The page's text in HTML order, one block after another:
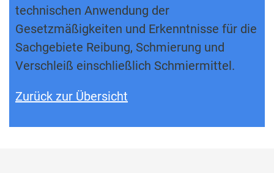
technischen Anwendung der
Gesetzmäßigkeiten und Erkenntnisse für die
Sachgebiete Reibung, Schmierung und
Verschleiß einschließlich Schmiermittel.
Zurück zur Übersicht